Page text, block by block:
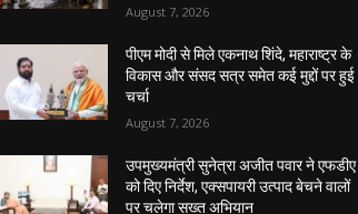
August 7, 2026
पीएम मोदी से मिले एकनाथ शिंदे, महाराष्ट्र के
विकास और संसद सत्र समेत कई मुद्दों पर हुई
चर्चा
August 7, 2026
उपमुख्यमंत्री सुनेत्रा अजीत पवार ने एफडीए
को दिए निर्देश, एक्सपायरी उत्पाद बेचने वालों
पर चलेगा सख्त अभियान